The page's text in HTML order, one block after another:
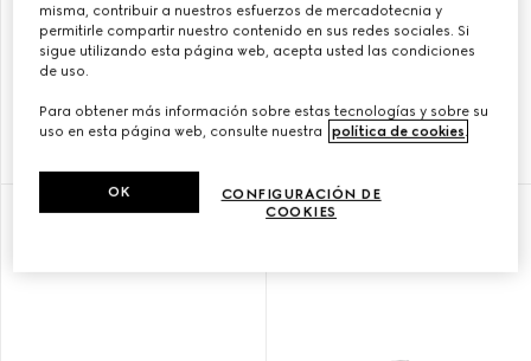
BOLSO GUCCI BAMBOO 1947
TAMAÑO PEQUEÑO
BOLSO GUCCI BAMBOO 1947
PERSONALIZAR CON LAS INICIALES
misma, contribuir a nuestros esfuerzos de mercadotecnia y
permitirle compartir nuestro contenido en sus redes sociales. Si
sigue utilizando esta página web, acepta usted las condiciones
de uso.
Para obtener más información sobre estas tecnologías y sobre su
uso en esta página web, consulte nuestra
política de cookies.
CONFIGURACIÓN DE
COOKIES
OK